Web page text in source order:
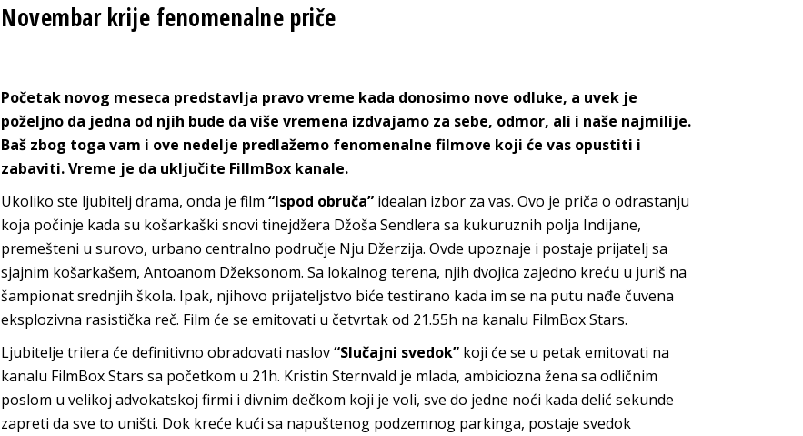
Novembar krije fenomenalne priče
Početak novog meseca predstavlja pravo vreme kada donosimo nove odluke, a uvek je
poželjno da jedna od njih bude da više vremena izdvajamo za sebe, odmor, ali i naše najmilije.
Baš zbog toga vam i ove nedelje predlažemo fenomenalne filmove koji će vas opustiti i
zabaviti. Vreme je da uključite FillmBox kanale.
Ukoliko ste ljubitelj drama, onda je film “Ispod obruča” idealan izbor za vas. Ovo je priča o odrastanju
koja počinje kada su košarkaški snovi tinejdžera Džoša Sendlera sa kukuruznih polja Indijane,
premešteni u surovo, urbano centralno područje Nju Džerzija. Ovde upoznaje i postaje prijatelj sa
sjajnim košarkašem, Antoanom Džeksonom. Sa lokalnog terena, njih dvojica zajedno kreću u juriš na
šampionat srednjih škola. Ipak, njihovo prijateljstvo biće testirano kada im se na putu nađe čuvena
eksplozivna rasistička reč. Film će se emitovati u četvrtak od 21.55h na kanalu FilmBox Stars.
Ljubitelje trilera će definitivno obradovati naslov“Slučajni svedok” koji će se u petak emitovati na
kanalu FilmBox Stars sa početkom u 21h. Kristin Sternvald je mlada, ambiciozna žena sa odličnim
poslom u velikoj advokatskoj firmi i divnim dečkom koji je voli, sve do jedne noći kada delić sekunde
zapreti da sve to uništi. Dok kreće kući sa napuštenog podzemnog parkinga, postaje svedok